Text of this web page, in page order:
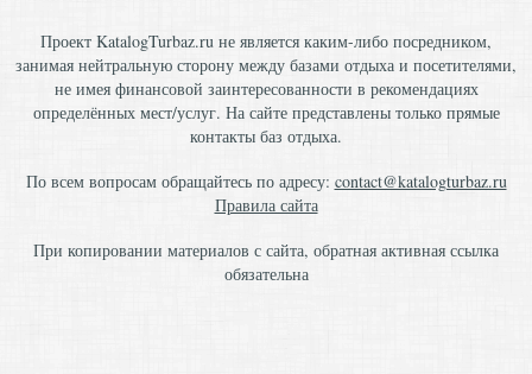
Проект KatalogTurbaz.ru не является каким-либо посредником,
занимая нейтральную сторону между базами отдыха и посетителями,
не имея финансовой заинтересованности в рекомендациях
определённых мест/услуг. На сайте представлены только прямые
контакты баз отдыха.
По всем вопросам обращайтесь по адресу: contact@katalogturbaz.ru
Правила сайта
При копировании материалов с сайта, обратная активная ссылка
обязательна